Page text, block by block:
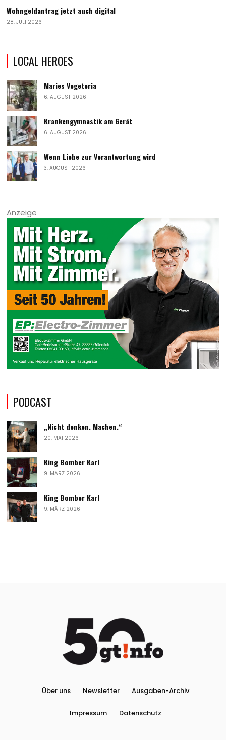
Wohngeldantrag jetzt auch digital
28. JULI 2026
LOCAL HEROES
Maries Vegeteria
6. AUGUST 2026
Krankengymnastik am Gerät
6. AUGUST 2026
Wenn Liebe zur Verantwortung wird
3. AUGUST 2026
Anzeige
PODCAST
„Nicht denken. Machen.“
20. MAI 2026
King Bomber Karl
9. MÄRZ 2026
King Bomber Karl
9. MÄRZ 2026
Über uns Newsletter Ausgaben-Archiv
Impressum Datenschutz